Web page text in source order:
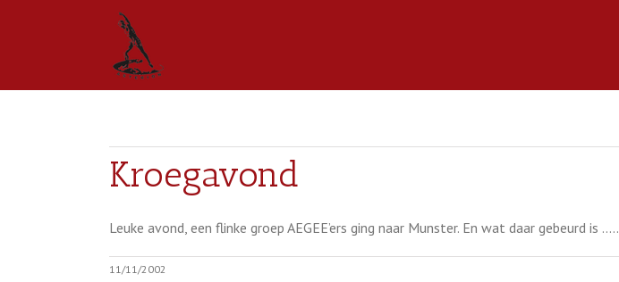
Kroegavond
Leuke avond, een flinke groep AEGEE’ers ging naar Munster. En wat daar gebeurd is …..
11/11/2002